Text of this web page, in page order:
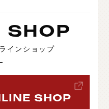
SHOP
インショップ
SHOP